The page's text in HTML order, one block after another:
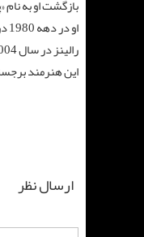
بازگشت او به نام «پل»
او در دهه 1980 در آلبوم گروه موسیقی رولینگ استونز مشارکت داشت.
رالینز در سال 2004 جایزه یک عمر دستاورد گرمی را دریافت کرد و در سال 2014 پس از تشخیص بیماری فیبروز ریوی بازنشسته شد.
این هنرمند برجسته
ارسال نظر